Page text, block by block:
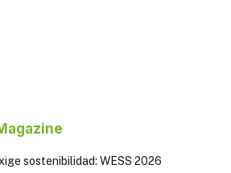
sostenibilidad: WESS 2026